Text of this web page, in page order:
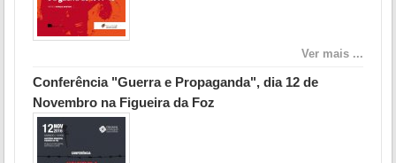
Ver mais ...
Conferência "Guerra e Propaganda", dia 12 de
Novembro na Figueira da Foz